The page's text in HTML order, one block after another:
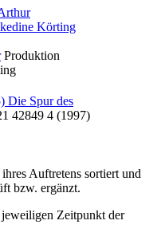
Körting
Produktion
Die Spur des
42849 4 (1997)
Auftretens sortiert und
bzw. ergänzt.
jeweiligen Zeitpunkt der